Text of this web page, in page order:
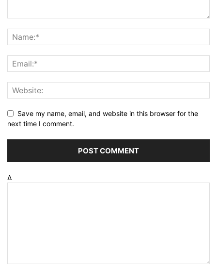
Save my name, email, and website in this browser for the
next time I comment.
Δ